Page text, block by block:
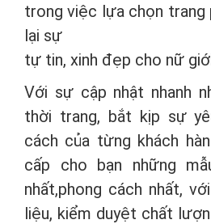
trong việc lựa chọn trang
lại sự
tự tin, xinh đẹp cho nữ
Với sự cập nhật nhanh
thời trang, bắt kịp sự
cách của từng khách
cấp cho bạn những
nhất,phong cách nhất,
liệu, kiểm duyệt chất